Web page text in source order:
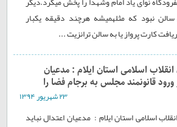
نبود که مثلهمیشه هرچند دقیقه یکبار
کارت پرواز یا به سالن ترانزیت ...
اسلامی استان ایلام : مدعيان
ورود قانونمند مجلس به برجام فضا را
۲۳ شهريور ۱۳۹۴
اسلامی استان ایلام : مدعيان اعتدال نبايد